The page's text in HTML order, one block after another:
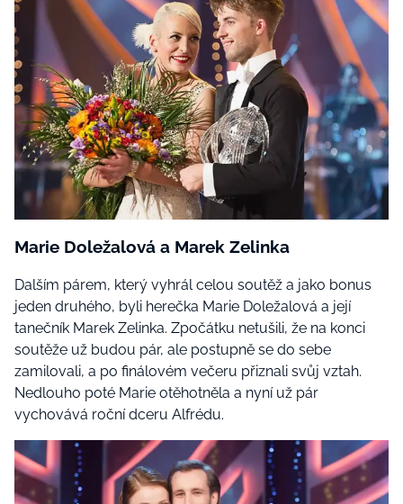
Marie Doležalová a Marek Zelinka
Dalším párem, který vyhrál celou soutěž a jako bonus
jeden druhého, byli herečka Marie Doležalová a její
tanečník Marek Zelinka. Zpočátku netušili, že na konci
soutěže už budou pár, ale postupně se do sebe
zamilovali, a po finálovém večeru přiznali svůj vztah.
Nedlouho poté Marie otěhotněla a nyní už pár
vychovává roční dceru Alfrédu.